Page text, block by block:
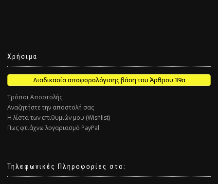
Χρήσιμα
Διαδικασία αποφορολόγισης βάση του Άρθρου 39α
Τρόποι Αποστολής
Αναζητήστε την αποστολή σας
Η λίστα των επιθυμιών μου (Wishlist)
Πως φτιάχνω λογαριασμό PayPal
Τηλεφωνικές Πληροφορίες στο: